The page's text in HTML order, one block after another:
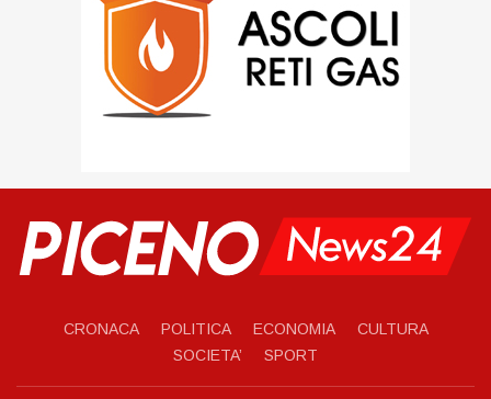
CRONACA POLITICA ECONOMIA
CULTURA
SOCIETA’
SPORT